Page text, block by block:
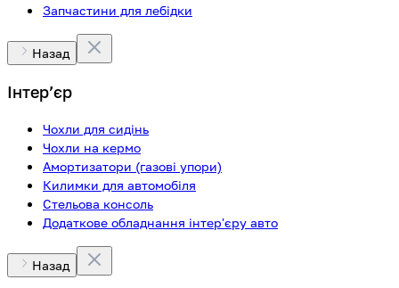
Запчастини для лебідки
Назад
Інтерʼєр
Чохли для сидінь
Чохли на кермо
Амортизатори (газові упори)
Килимки для автомобіля
Стельова консоль
Додаткове обладнання інтер'єру авто
Назад